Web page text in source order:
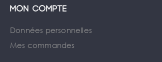
Mon compte
Données personnelles
Mes commandes